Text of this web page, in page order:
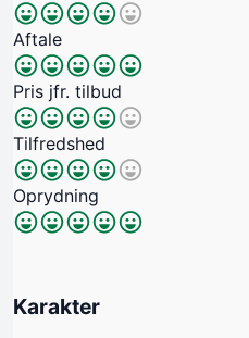
Aftale
Pris jfr. tilbud
Tilfredshed
Oprydning
Karakter